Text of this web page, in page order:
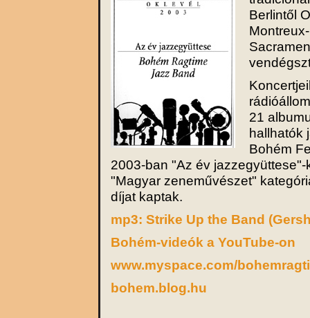
Berlintől
21
hallhatók
Bohém
2003-ban "Az év
"Magyar zeneművészet"
díjat kaptak.
mp3: Strike Up the Band
Bohém-videók a YouTube-on
www.myspace.com/
bohem.blog.hu